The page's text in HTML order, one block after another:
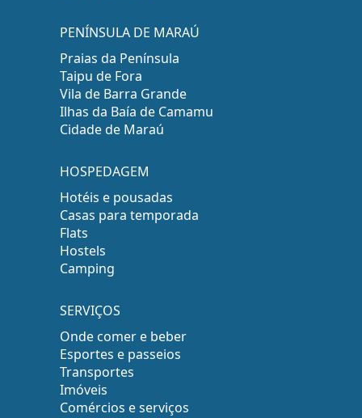
PENÍNSULA DE MARAÚ
Praias da Península
Taipu de Fora
Vila de Barra Grande
Ilhas da Baía de Camamu
Cidade de Maraú
HOSPEDAGEM
Hotéis e pousadas
Casas para temporada
Flats
Hostels
Camping
SERVIÇOS
Onde comer e beber
Esportes e passeios
Transportes
Imóveis
Comércios e serviços